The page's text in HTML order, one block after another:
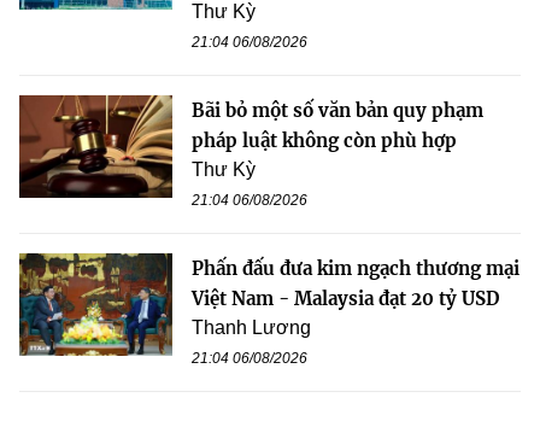
Thư Kỳ
21:04 06/08/2026
Bãi bỏ một số văn bản quy phạm
pháp luật không còn phù hợp
Thư Kỳ
21:04 06/08/2026
Phấn đấu đưa kim ngạch thương mại
Việt Nam - Malaysia đạt 20 tỷ USD
Thanh Lương
21:04 06/08/2026